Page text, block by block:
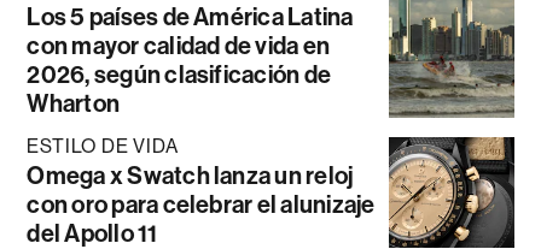
Los 5 países de América Latina
con mayor calidad de vida en
2026, según clasificación de
Wharton
ESTILO DE VIDA
Omega x Swatch lanza un reloj
con oro para celebrar el alunizaje
del Apollo 11